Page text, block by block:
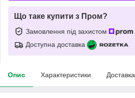
Що таке купити з Пром?
Замовлення під захистом
Доступна доставка
Опис Характеристики Доставка